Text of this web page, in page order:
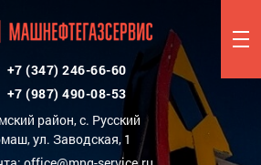
+7 (347) 246-66-60
+7 (987) 490-08-53
район, с. Русский
ул. Заводская, 1